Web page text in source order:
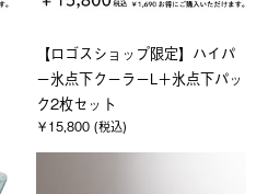
【ロゴスショップ限定】ハイパ
ー氷点下クーラーL＋氷点下パッ
ク2枚セット
￥15,800 (税込)